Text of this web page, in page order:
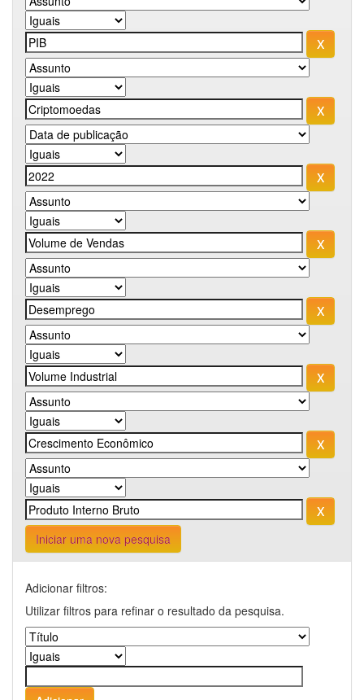
Iniciar uma nova pesquisa
Adicionar filtros:
Utilizar filtros para refinar o resultado da pesquisa.